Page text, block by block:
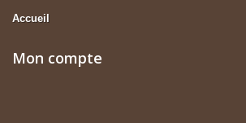
Accueil
Mon compte